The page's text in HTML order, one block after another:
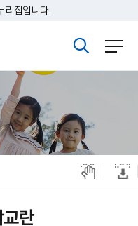
기
리집입니다.
란